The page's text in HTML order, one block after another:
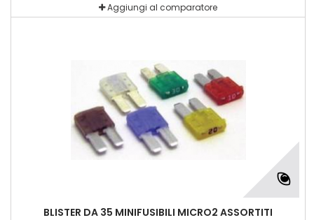
Aggiungi al comparatore
BLISTER DA 35 MINIFUSIBILI MICRO2 ASSORTITI